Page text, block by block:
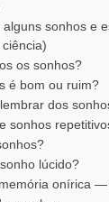
sonhos e
os sonhos?
é bom ou ruim?
dos
sonhos
lúcido?
onírica —